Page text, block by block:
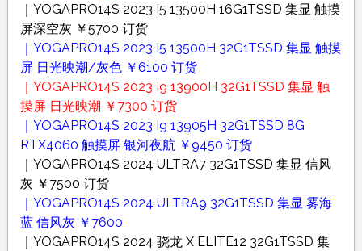
｜YOGAPRO14S 2023 I5 13500H 16G1TSSD 集显 触摸
屏深空灰 ￥5700 订货
｜YOGAPRO14S 2023 I5 13500H 32G1TSSD 集显 触摸
屏 日光映潮/灰色 ￥6100 订货
｜YOGAPRO14S 2023 I9 13900H 32G1TSSD 集显 触
摸屏 日光映潮 ￥7300 订货
｜YOGAPRO14S 2023 I9 13905H 32G1TSSD 8G
RTX4060 触摸屏 银河夜航 ￥9450 订货
｜YOGAPRO14S 2024 ULTRA7 32G1TSSD 集显 信风
灰 ￥7500 订货
｜YOGAPRO14S 2024 ULTRA9 32G1TSSD 集显 雾海
蓝 信风灰 ￥7600
｜YOGAPRO14S 2024 骁龙 X ELITE12 32G1TSSD 集